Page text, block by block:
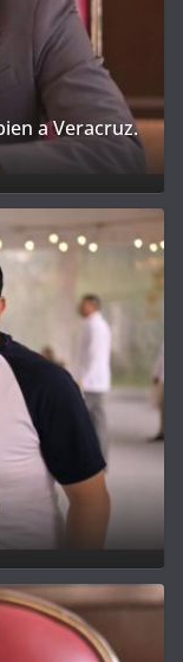
a Veracruz.